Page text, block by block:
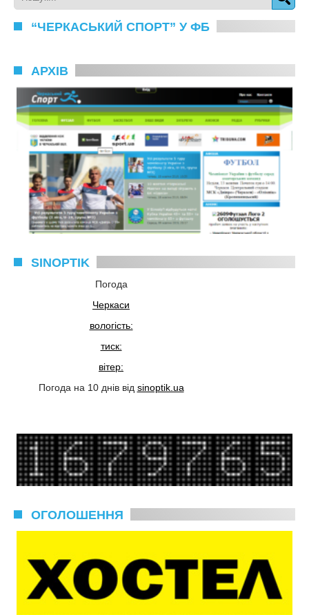
“ЧЕРКАСЬКИЙ СПОРТ” У ФБ
АРХІВ
SINOPTIK
Погода
Черкаси
вологість:
тиск:
вітер:
Погода на 10 днів від sinoptik.ua
ОГОЛОШЕННЯ